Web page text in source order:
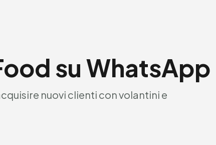
su WhatsApp
nuovi clienti con volantini e